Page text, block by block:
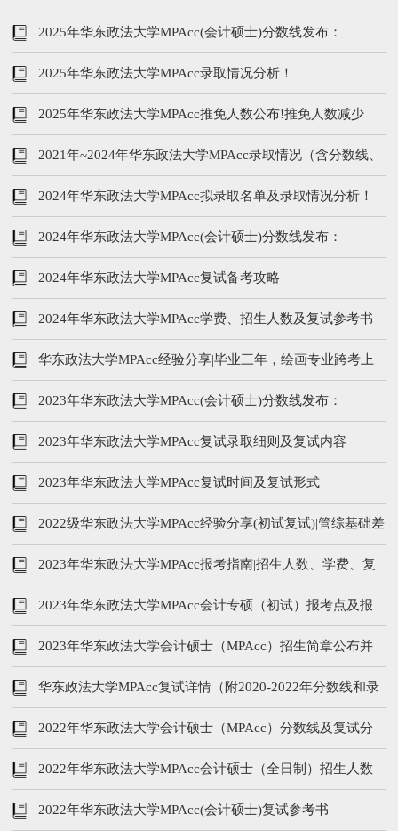
参考书
2025年华东政法大学MPAcc(会计硕士)分数线发布：
211/96/48
2025年华东政法大学MPAcc录取情况分析！
2025年华东政法大学MPAcc推免人数公布!推免人数减少
2021年~2024年华东政法大学MPAcc录取情况（含分数线、
学费学制、复试内容）
2024年华东政法大学MPAcc拟录取名单及录取情况分析！
2024年华东政法大学MPAcc(会计硕士)分数线发布：
222/104/52
2024年华东政法大学MPAcc复试备考攻略
2024年华东政法大学MPAcc学费、招生人数及复试参考书
华东政法大学MPAcc经验分享|毕业三年，绘画专业跨考上
岸
2023年华东政法大学MPAcc(会计硕士)分数线发布：
222/102/51
2023年华东政法大学MPAcc复试录取细则及复试内容
2023年华东政法大学MPAcc复试时间及复试形式
2022级华东政法大学MPAcc经验分享(初试复试)|管综基础差
的我是如何上岸
2023年华东政法大学MPAcc报考指南|招生人数、学费、复
试内容
2023年华东政法大学MPAcc会计专硕（初试）报考点及报
名流程
2023年华东政法大学会计硕士（MPAcc）招生简章公布并
取消非全日制招生！
华东政法大学MPAcc复试详情（附2020-2022年分数线和录
取情况分析）
2022年华东政法大学会计硕士（MPAcc）分数线及复试分
析
2022年华东政法大学MPAcc会计硕士（全日制）招生人数
及分数线
2022年华东政法大学MPAcc(会计硕士)复试参考书